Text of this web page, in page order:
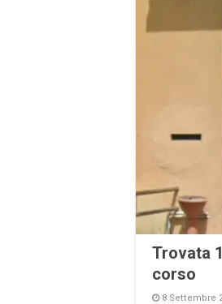
Trovata
corso
8 Settembre